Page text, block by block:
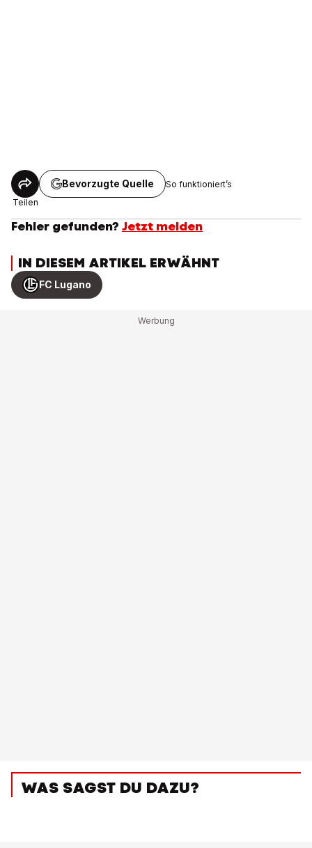
Teilen
Bevorzugte Quelle So funktioniert’s
Fehler gefunden? Jetzt melden
IN DIESEM ARTIKEL ERWÄHNT
FC Lugano
WAS SAGST DU DAZU?